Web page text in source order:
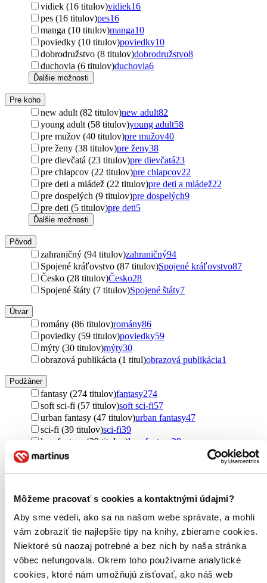
Môžeme pracovať s cookies a kontaktnými údajmi?
Aby sme vedeli, ako sa na našom webe správate, a mohli
vám zobraziť tie najlepšie tipy na knihy, zbierame cookies.
Niektoré sú naozaj potrebné a bez nich by naša stránka
vôbec nefungovala. Okrem toho používame analytické
cookies, ktoré nám umožňujú zisťovať, ako náš web
vidiek (16 titulov)vidiek16
pes (16 titulov)pes16
manga (10 titulov)manga10
poviedky (10 titulov)poviedky10
dobrodružstvo (8 titulov)dobrodružstvo8
duchovia (6 titulov)duchovia6
Ďalšie možnosti
Pre koho
new adult (82 titulov)new adult82
young adult (58 titulov)young adult58
pre mužov (40 titulov)pre mužov40
pre ženy (38 titulov)pre ženy38
pre dievčatá (23 titulov)pre dievčatá23
pre chlapcov (22 titulov)pre chlapcov22
pre deti a mládež (22 titulov)pre deti a mládež22
pre dospelých (9 titulov)pre dospelých9
pre deti (5 titulov)pre deti5
Ďalšie možnosti
Pôvod
zahraničný (94 titulov)zahraničný94
Spojené kráľovstvo (87 titulov)Spojené kráľovstvo87
Česko (28 titulov)Česko28
Spojené štáty (7 titulov)Spojené štáty7
Útvar
romány (86 titulov)romány86
poviedky (59 titulov)poviedky59
mýty (30 titulov)mýty30
obrazová publikácia (1 titul)obrazová publikácia1
Podžáner
fantasy (274 titulov)fantasy274
soft sci-fi (57 titulov)soft sci-fi57
urban fantasy (47 titulov)urban fantasy47
sci-fi (39 titulov)sci-fi39
low fantasy (39 titulov)low fantasy 39
komiksy (29 titulov)
detektívky (2 tituly)detektívky2
manga (2 tituly) manga2
Ďalšie možnosti
Autor
Neil Gaiman (482 titulov)Neil Gaiman482
Terry Pratchett (17 titulov)Terry Pratchett 17
Michael Reaves (8 titulov)Michael Reaves8